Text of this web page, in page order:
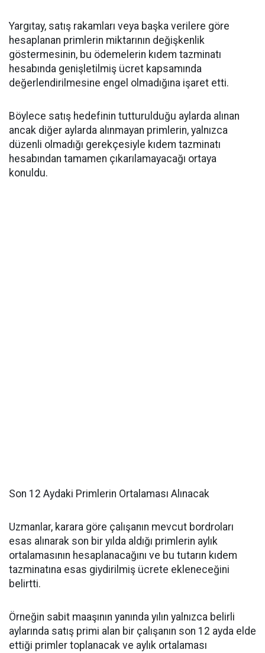
Yargıtay, satış rakamları veya başka verilere göre
hesaplanan primlerin miktarının değişkenlik
göstermesinin, bu ödemelerin kıdem tazminatı
hesabında genişletilmiş ücret kapsamında
değerlendirilmesine engel olmadığına işaret etti.
Böylece satış hedefinin tutturulduğu aylarda alınan
ancak diğer aylarda alınmayan primlerin, yalnızca
düzenli olmadığı gerekçesiyle kıdem tazminatı
hesabından tamamen çıkarılamayacağı ortaya
konuldu.
Son 12 Aydaki Primlerin Ortalaması Alınacak
Uzmanlar, karara göre çalışanın mevcut bordroları
esas alınarak son bir yılda aldığı primlerin aylık
ortalamasının hesaplanacağını ve bu tutarın kıdem
tazminatına esas giydirilmiş ücrete ekleneceğini
belirtti.
Örneğin sabit maaşının yanında yılın yalnızca belirli
aylarında satış primi alan bir çalışanın son 12 ayda elde
ettiği primler toplanacak ve aylık ortalaması